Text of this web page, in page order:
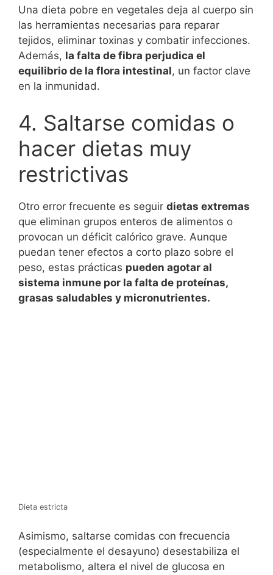
Una dieta pobre en vegetales deja al cuerpo sin
las herramientas necesarias para reparar
tejidos, eliminar toxinas y combatir infecciones.
Además, la falta de fibra perjudica el
equilibrio de la flora intestinal, un factor clave
en la inmunidad.
4. Saltarse comidas o
hacer dietas muy
restrictivas
Otro error frecuente es seguir dietas extremas
que eliminan grupos enteros de alimentos o
provocan un déficit calórico grave. Aunque
puedan tener efectos a corto plazo sobre el
peso, estas prácticas pueden agotar al
sistema inmune por la falta de proteínas,
grasas saludables y micronutrientes.
Dieta estricta
Asimismo, saltarse comidas con frecuencia
(especialmente el desayuno) desestabiliza el
metabolismo, altera el nivel de glucosa en